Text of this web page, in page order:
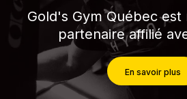
Gold's Gym Québec est
partenaire affilié
En savoir plus